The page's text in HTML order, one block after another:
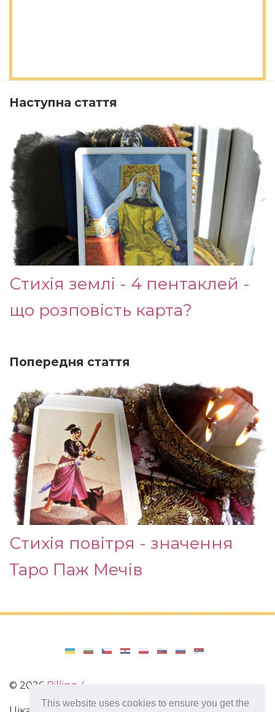
This website uses cookies to ensure you get the
Наступна стаття
Стихія землі - 4 пентаклей -
що розповість карта?
Попередня стаття
Стихія повітря - значення
Таро Паж Мечів
© 2026 Billing 4